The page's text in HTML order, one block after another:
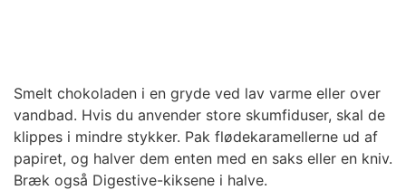
Smelt chokoladen i en gryde ved lav varme eller over
vandbad. Hvis du anvender store skumfiduser, skal de
klippes i mindre stykker. Pak flødekaramellerne ud af
papiret, og halver dem enten med en saks eller en kniv.
Bræk også Digestive-kiksene i halve.